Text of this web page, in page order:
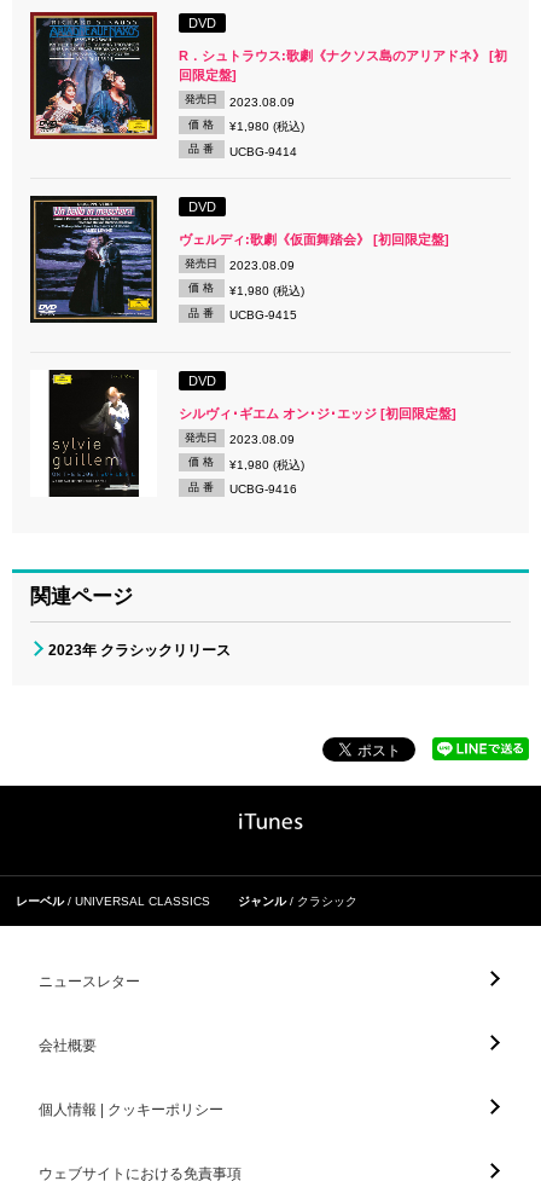
DVD
R．シュトラウス:歌劇《ナクソス島のアリアドネ》 [初
回限定盤]
発売日 2023.08.09
価 格 ¥1,980 (税込)
品 番 UCBG-9414
DVD
ヴェルディ:歌劇《仮面舞踏会》 [初回限定盤]
発売日 2023.08.09
価 格 ¥1,980 (税込)
品 番 UCBG-9415
DVD
シルヴィ･ギエム オン･ジ･エッジ [初回限定盤]
発売日 2023.08.09
価 格 ¥1,980 (税込)
品 番 UCBG-9416
関連ページ
2023年 クラシックリリース
レーベル UNIVERSAL CLASSICS ジャンル クラシック
ニュースレター
会社概要
個人情報 | クッキーポリシー
ウェブサイトにおける免責事項